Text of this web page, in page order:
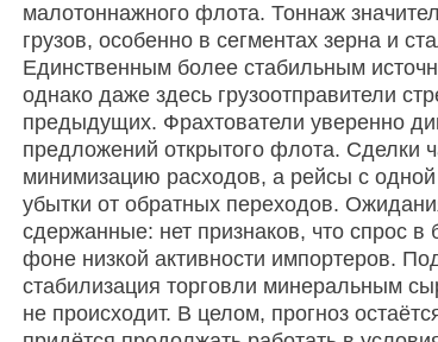
малотоннажного флота. Тоннаж
грузов, особенно в сегментах зерна и
Единственным более стабильным
однако даже здесь грузоотправители
предыдущих. Фрахтователи уверенно
предложений открытого флота. Сделки
минимизацию расходов, а рейсы с
убытки от обратных переходов.
сдержанные: нет признаков, что спрос
фоне низкой активности импортеров.
стабилизация торговли минеральным
не происходит. В целом, прогноз